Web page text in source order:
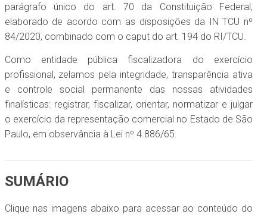
parágrafo único do art. 70 da Constituição Federal,
elaborado de acordo com as disposições da IN TCU nº
84/2020, combinado com o caput do art. 194 do RI/TCU.
Como entidade pública fiscalizadora do exercício
profissional, zelamos pela integridade, transparência ativa
e controle social permanente das nossas atividades
finalísticas: registrar, fiscalizar, orientar, normatizar e julgar
o exercício da representação comercial no Estado de São
Paulo, em observância à Lei nº 4.886/65.
SUMÁRIO
Clique nas imagens abaixo para acessar ao conteúdo do